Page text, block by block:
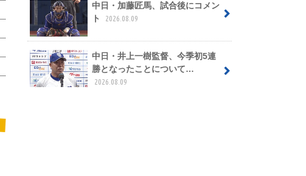
中日・加藤匠馬、試合後にコメン
ト
2026.08.09
中日・井上一樹監督、今季初5連
勝となったことについて…
2026.08.09